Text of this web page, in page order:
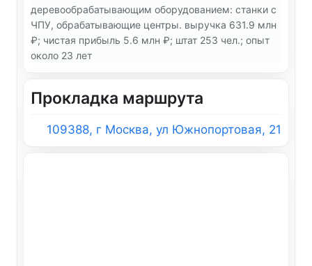
деревообрабатывающим оборудованием: станки с
ЧПУ, обрабатывающие центры. выручка 631.9 млн
₽; чистая прибыль 5.6 млн ₽; штат 253 чел.; опыт
около 23 лет
Прокладка маршрута
109388, г Москва, ул Южнопортовая, 21